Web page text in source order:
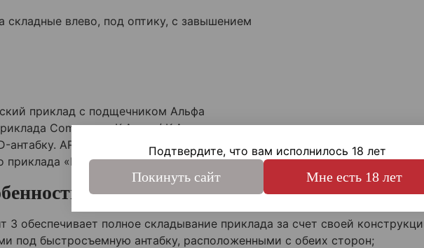
складные влево, под оптику, с завышением
приклад с подщечником Альфа
Com-spec , К.Арма / K.Arma
ARMACON
приклада «Монолит-3» для складных АК (АК-74М, АКС, Сайга С и МК),
:
3 обеспечивает полное складывание приклада за счет своей
под быстросъемную антабку, расположенными с обеих сторон;
Подтвердите, что вам исполнилось 18 лет
Покинуть сайт Мне есть 18 лет